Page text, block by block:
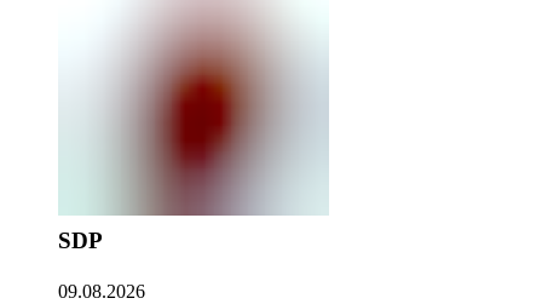
SDP
09.08.2026